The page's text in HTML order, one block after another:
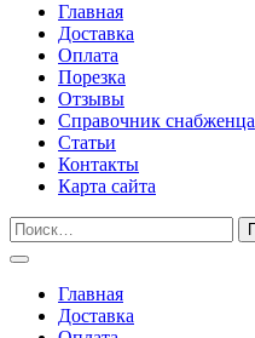
Главная
Доставка
Оплата
Порезка
Отзывы
Справочник снабженца
Статьи
Контакты
Карта сайта
Главная
Доставка